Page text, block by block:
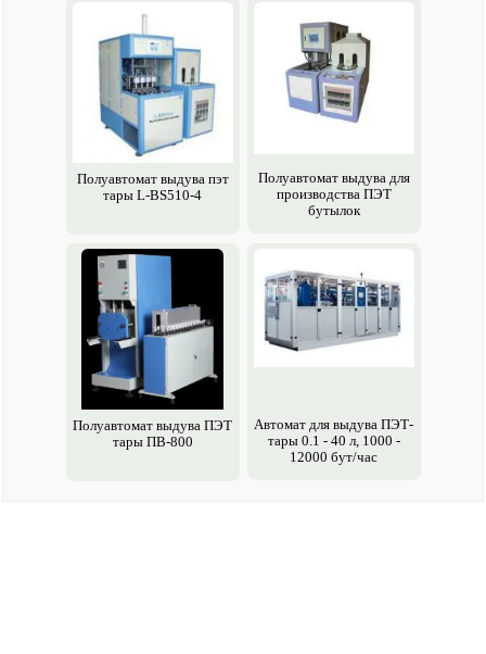
Полуавто­мат выдува пэт
тары L-BS510-4
Полуавто­мат выдува для
производства ПЭТ
бутылок
Полуавто­мат выдува ПЭТ
тары ПВ-800
Авто­мат для выдува ПЭТ-
тары 0.1 - 40 л, 1000 -
12000 бут/час